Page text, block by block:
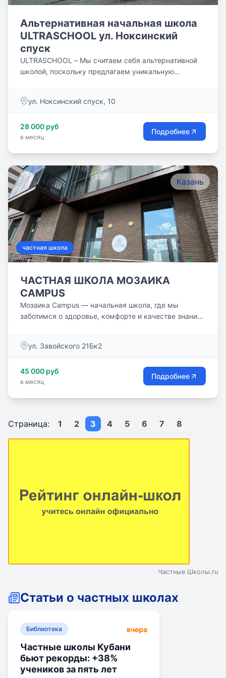
Альтернативная начальная школа
ULTRASCHOOL ул. Ноксинский
спуск
ULTRASCHOOL – Мы считаем себя альтернативной
школой, поскольку предлагаем уникальную
ул. Ноксинский спуск, 10
28 000 руб
в месяц
Подробнее
Казань
частная школа
ЧАСТНАЯ ШКОЛА МОЗАИКА
CAMPUS
Мозаика Campus — начальная школа, где мы
заботимся о здоровье, комфорте и качестве знаний
ул. Завойского 21Бк2
45 000 руб
в месяц
Подробнее
Страница: 1 2 3 4 5 6 7 8
Частные Школы.ru
Статьи о частных школах
Библиотека вчера
Частные школы Кубани
бьют рекорды: +38%
учеников за пять лет